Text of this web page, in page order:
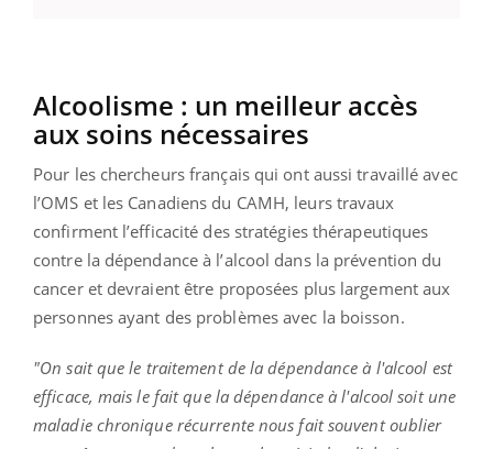
Alcoolisme : un meilleur accès
aux soins nécessaires
Pour les chercheurs français qui ont aussi travaillé avec
l’OMS et les Canadiens du CAMH, leurs travaux
confirment l’efficacité des stratégies thérapeutiques
contre la dépendance à l’alcool dans la prévention du
cancer et devraient être proposées plus largement aux
personnes ayant des problèmes avec la boisson.
"On sait que le traitement de la dépendance à l'alcool est
efficace, mais le fait que la dépendance à l'alcool soit une
maladie chronique récurrente nous fait souvent oublier